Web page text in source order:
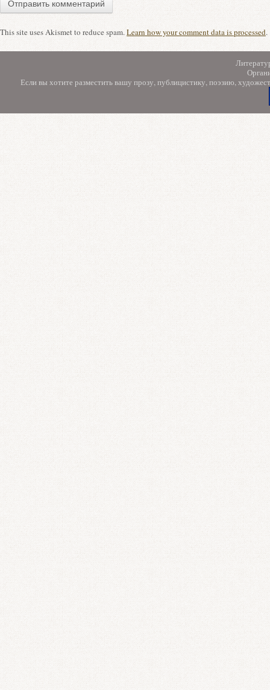
This site uses Akismet to reduce spam.Learn how your comment data is processed.
Если вы хотите разместить вашу прозу, публицистику, поэзию,